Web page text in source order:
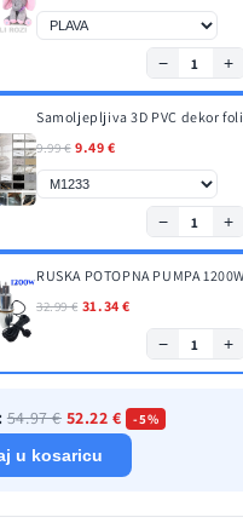
− 1 +
Samoljepljiva 3D PVC dekor
9.99 € 9.49 €
− 1 +
RUSKA POTOPNA PUMPA 1200W
32.99 € 31.34 €
− 1 +
54.97 € 52.22 € -5%
u kosaricu